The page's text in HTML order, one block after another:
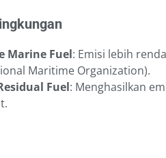
Marine Fuel: Emisi lebih
Maritime Organization).
Fuel: Menghasilkan